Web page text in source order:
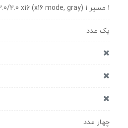
۱ مسیر PCIe 3.0/2.0 x16 (x16 mode, gray) ۱ مسیر PCIe 2.0 x1
یک عدد
چهار عدد